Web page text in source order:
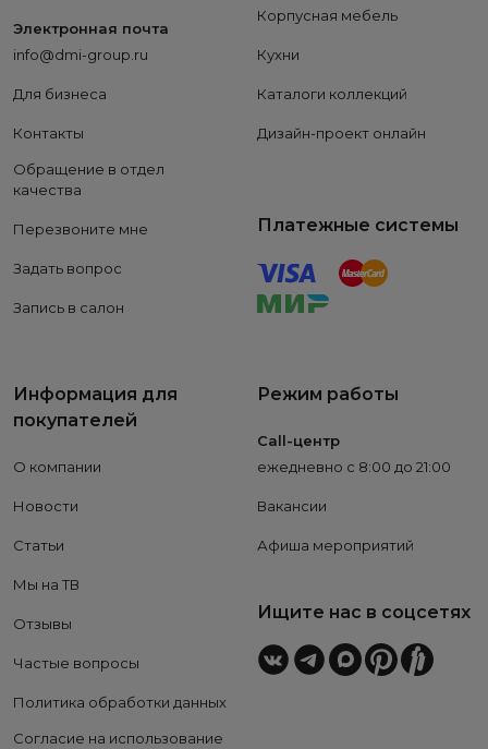
Электронная почта
info@dmi-group.ru
Для бизнеса
Контакты
Обращение в отдел
качества
Перезвоните мне
Задать вопрос
Запись в салон
Корпусная мебель
Кухни
Каталоги коллекций
Дизайн-проект онлайн
Платежные системы
Информация для
покупателей
О компании
Новости
Статьи
Мы на ТВ
Отзывы
Частые вопросы
Политика обработки данных
Согласие на использование
Режим работы
Call-центр
ежедневно с 8:00 до 21:00
Вакансии
Афиша мероприятий
Ищите нас в соцсетях